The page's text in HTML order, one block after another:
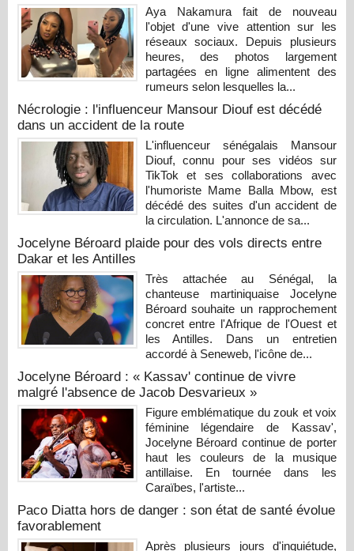
Aya Nakamura fait de nouveau
l'objet d'une vive attention sur les
réseaux sociaux. Depuis plusieurs
heures, des photos largement
partagées en ligne alimentent des
rumeurs selon lesquelles la...
Nécrologie : l'influenceur Mansour Diouf est décédé
dans un accident de la route
L'influenceur sénégalais Mansour
Diouf, connu pour ses vidéos sur
TikTok et ses collaborations avec
l'humoriste Mame Balla Mbow, est
décédé des suites d'un accident de
la circulation. L'annonce de sa...
Jocelyne Béroard plaide pour des vols directs entre
Dakar et les Antilles
Très attachée au Sénégal, la
chanteuse martiniquaise Jocelyne
Béroard souhaite un rapprochement
concret entre l'Afrique de l'Ouest et
les Antilles. Dans un entretien
accordé à Seneweb, l'icône de...
Jocelyne Béroard : « Kassav' continue de vivre
malgré l'absence de Jacob Desvarieux »
Figure emblématique du zouk et voix
féminine légendaire de Kassav',
Jocelyne Béroard continue de porter
haut les couleurs de la musique
antillaise. En tournée dans les
Caraïbes, l'artiste...
Paco Diatta hors de danger : son état de santé évolue
favorablement
Après plusieurs jours d'inquiétude,